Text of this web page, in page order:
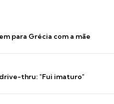
para Grécia com a mãe
thru: "Fui imaturo"